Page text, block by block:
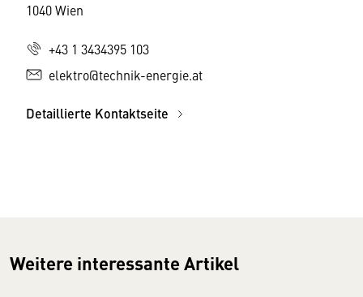
1040 Wien
+43 1 3434395 103
elektro@technik-energie.at
Detaillierte Kontaktseite
Weitere interessante Artikel